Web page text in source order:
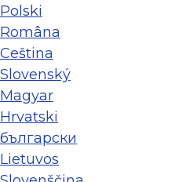
Polski
Româna
Ceština
Slovenský
Magyar
Hrvatski
български
Lietuvos